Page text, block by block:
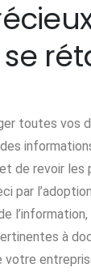
toutes vos
revoir les
par
à